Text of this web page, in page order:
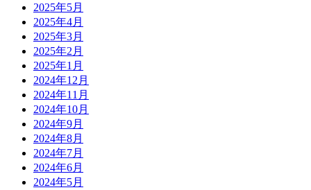
2025年5月
2025年4月
2025年3月
2025年2月
2025年1月
2024年12月
2024年11月
2024年10月
2024年9月
2024年8月
2024年7月
2024年6月
2024年5月